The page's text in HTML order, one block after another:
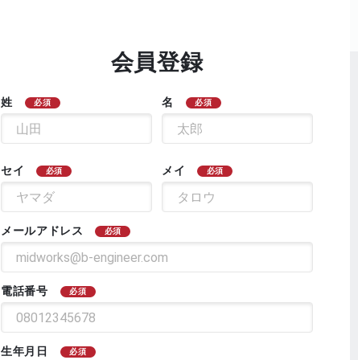
会員登録
姓 必須 名 必須
セイ 必須 メイ 必須
メールアドレス 必須
電話番号 必須
生年月日 必須